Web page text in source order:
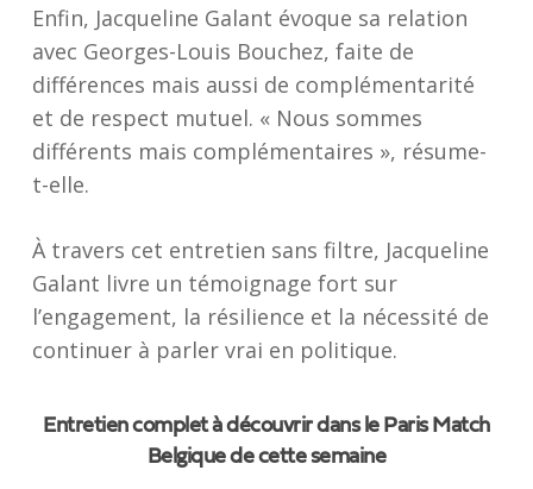
Enfin, Jacqueline Galant évoque sa relation
avec Georges-Louis Bouchez, faite de
différences mais aussi de complémentarité
et de respect mutuel. « Nous sommes
différents mais complémentaires », résume-
t-elle.
À travers cet entretien sans filtre, Jacqueline
Galant livre un témoignage fort sur
l’engagement, la résilience et la nécessité de
continuer à parler vrai en politique.
Entretien complet à découvrir dans le Paris Match
Belgique de cette semaine